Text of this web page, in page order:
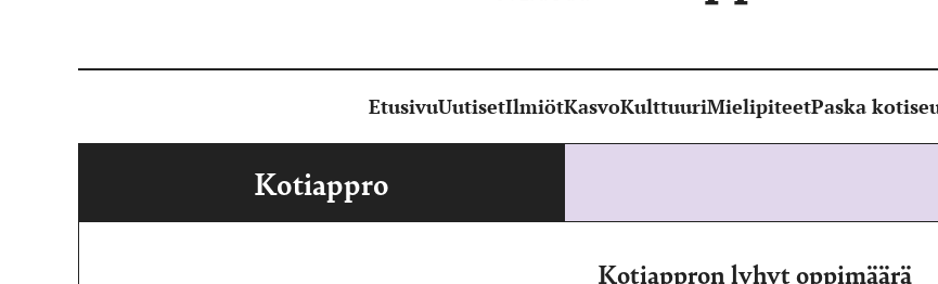
EtusivuUutisetIlmiötKasvoKulttuuriMielipiteetPaska
Kotiappro
Kotiappron lyhyt oppimäärä